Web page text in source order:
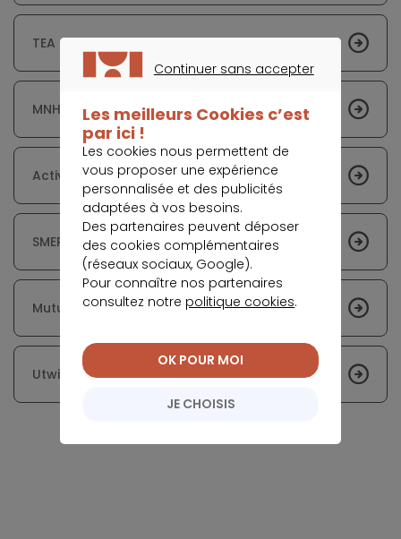
TEA Cerede
MNH (Mutuelle Nationale des Hospitaliers)
Active Assurances
SMERRA
Mutuelle Ociane Matmut
Utwin
Continuer sans accepter
Les meilleurs Cookies c’est
par ici !
Les cookies nous permettent de
vous proposer une expérience
personnalisée et des publicités
adaptées à vos besoins.
Des partenaires peuvent déposer
des cookies complémentaires
(réseaux sociaux, Google).
Pour connaître nos partenaires
consultez notre politique cookies.
JE CHOISIS
OK POUR MOI